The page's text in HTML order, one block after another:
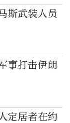
斯武装人员
事打击伊朗
定居者在约